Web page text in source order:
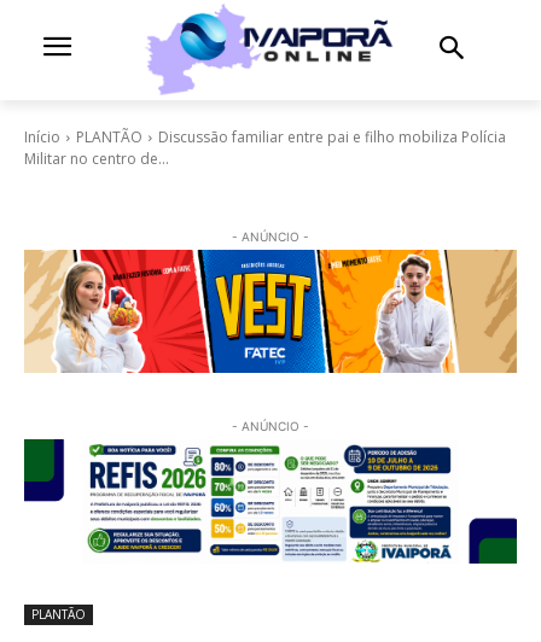
Início PLANTÃO
Discussão familiar entre pai e filho mobiliza Polícia
Militar no centro de...
- ANÚNCIO -
- ANÚNCIO -
PLANTÃO